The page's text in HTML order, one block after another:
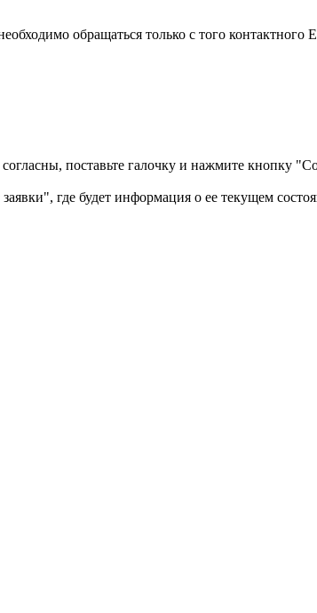
обращаться только с того контактного
поставьте галочку и нажмите кнопку
где будет информация о ее текущем